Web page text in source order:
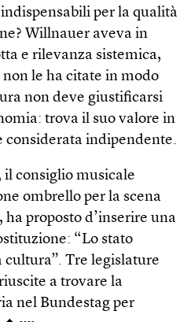
per la qualità
Willnauer aveva in
e rilevanza sistemica,
le ha citate in modo
non deve giustificarsi
trova il suo valore in
considerata indipendente.
consiglio musicale
ombrello per la scena
proposto d’inserire una
“Lo stato
Tre legislature
a trovare la
nel Bundestag per